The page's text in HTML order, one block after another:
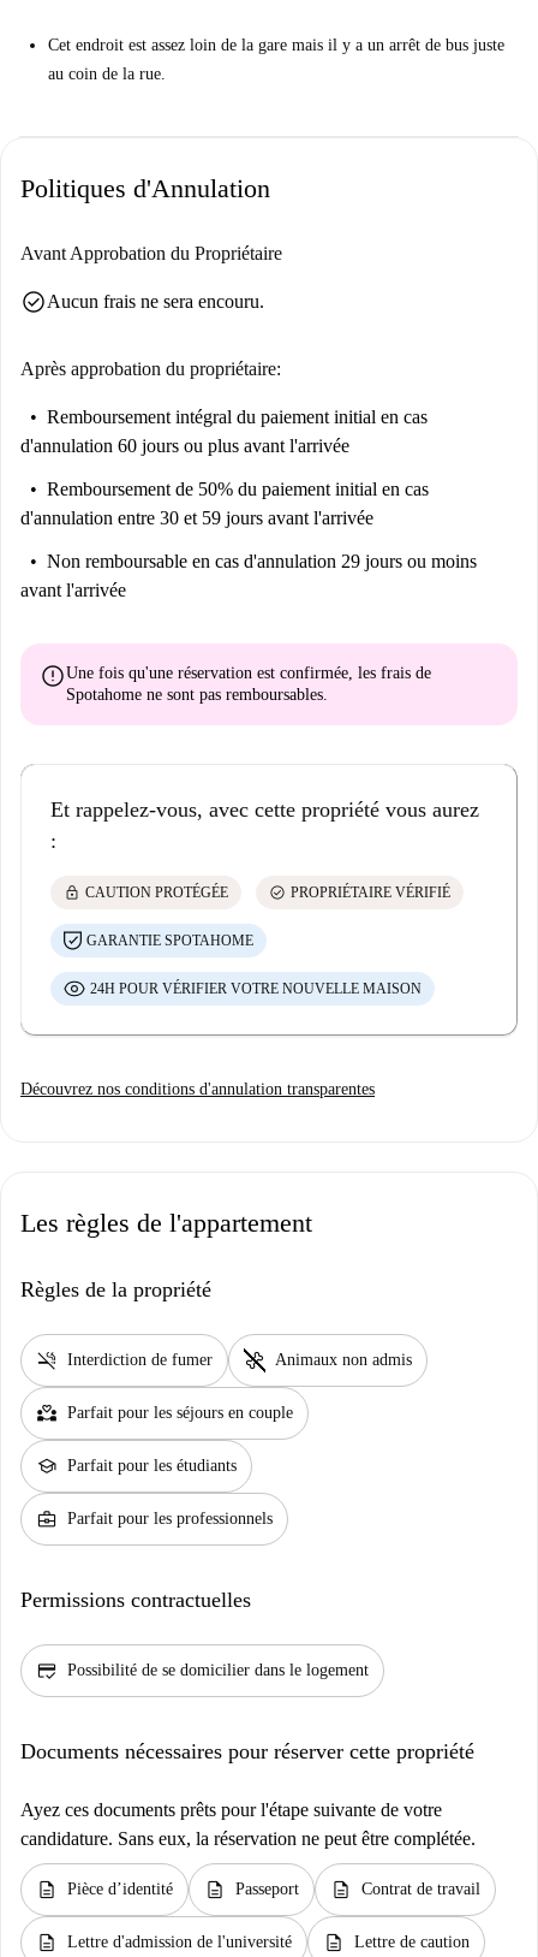
Parfait.
Cet endroit est assez loin de la gare mais vous avez un arrêt de bus
Aidez-moi à me décider ...
Il s'agit d'un studio sur Jozef van Damstraat à Bruxelles. Il dispose d'un
préfèrent passer une bonne nuit de sommeil dans un endroit confortable
et proche des transports en commun. La proximité de l'aéroport est
Cet endroit est assez loin de la gare mais il y a un arrêt de bus juste
au coin de la rue.
Politiques d'Annulation
Avant Approbation du Propriétaire
check_circleAucun frais ne sera encouru.
Après approbation du propriétaire:
Remboursement intégral du paiement initial en cas
d'annulation 60 jours ou plus avant l'arrivée
Remboursement de 50% du paiement initial en cas
d'annulation entre 30 et 59 jours avant l'arrivée
Non remboursable en cas d'annulation 29 jours ou moins
avant l'arrivée
errorUne fois qu'une réservation est confirmée, les frais de
Spotahome ne sont pas remboursables.
Et rappelez-vous, avec cette propriété vous aurez
:
lock CAUTION PROTÉGÉE check_circle PROPRIÉTAIRE VÉRIFIÉ
GARANTIE SPOTAHOME
24H POUR VÉRIFIER VOTRE NOUVELLE MAISON
Découvrez nos conditions d'annulation transparentes
Les règles de l'appartement
Règles de la propriété
smoke_free Interdiction de fumer pet_supplies Animaux non admis
partner_heart Parfait pour les séjours en couple
school Parfait pour les étudiants
business_center Parfait pour les professionnels
Permissions contractuelles
credit_score Possibilité de se domicilier dans le logement
Documents nécessaires pour réserver cette propriété
Ayez ces documents prêts pour l'étape suivante de votre
candidature. Sans eux, la réservation ne peut être complétée.
description Pièce d’identité description Passeport description Contrat de travail
description Lettre d'admission de l'université description Lettre de caution